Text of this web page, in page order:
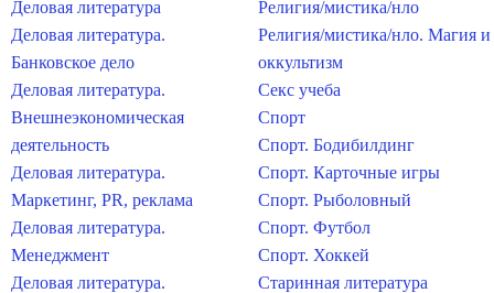
Деловая литература
Деловая литература.
Банковское дело
Деловая литература.
Внешнеэкономическая
деятельность
Деловая литература.
Маркетинг, PR, реклама
Деловая литература.
Менеджмент
Деловая литература.
Религия/мистика/нло
Религия/мистика/нло. Магия и
оккультизм
Секс учеба
Спорт
Спорт. Бодибилдинг
Спорт. Карточные игры
Спорт. Рыболовный
Спорт. Футбол
Спорт. Хоккей
Старинная литература